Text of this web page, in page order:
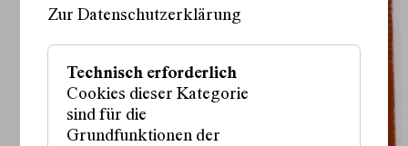
Zur Datenschutzerklärung
Technisch erforderlich
Cookies dieser Kategorie
sind für die
Grundfunktionen der